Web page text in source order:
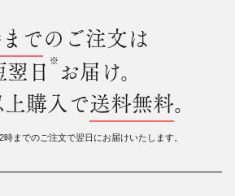
でのご注文は
日 ※ お届け。
購入で送料無料。
までのご注文で翌日にお届けいたします。